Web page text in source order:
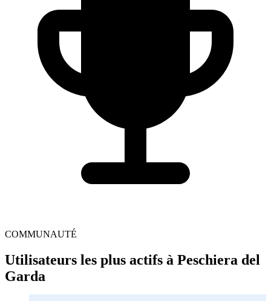
COMMUNAUTÉ
Utilisateurs les plus actifs à Peschiera del
Garda